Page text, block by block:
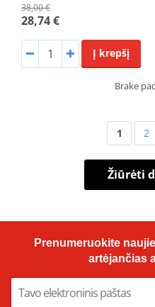
38,00 €
28,74 €
Į krepšį
Brake
1 2
Žiūrėti
Prenumeruokite
artėjančias